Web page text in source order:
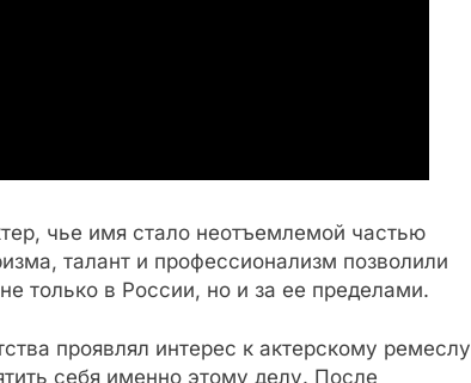
чье имя стало неотъемлемой частью
талант и профессионализм позволили
только в России, но и за ее пределами.
проявлял интерес к актерскому ремеслу
себя именно этому делу. После